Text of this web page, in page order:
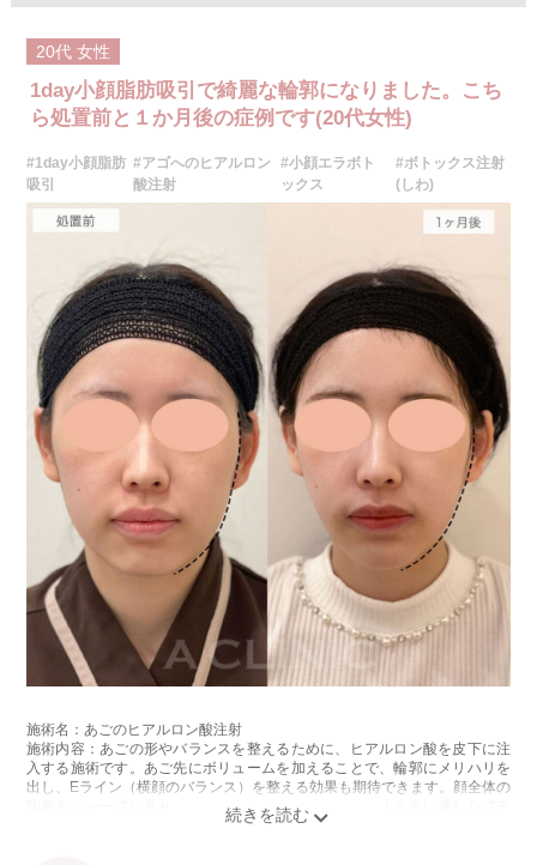
施術時間：約10分程
リスク、副作用：施術後に腫れ、赤み、内出血、痛み、突っ張り感などが
生じることがありますが、通常は数日〜1週間程度で徐々に軽快します。ま
た、稀にアレルギー反応、細菌感染、血管閉塞、しこり（硬化）や小さな
結節が生じる可能性があります。施術後1〜2週間程度は、注入部位を強く
押したりマッサージしたりすることはお控えください。
レスチレン 54,800円(税込)
レスチレンリフト※横浜院限定 76,800円(税込)
ジュビダームビスタウルトラXC 109,800円(税込)
クレヴィエルコントア 109,800円(税込)
オプション：表面麻酔 3,300円(税込) 笑気麻酔 3,300円(税込)
20代 女性
1day小顔脂肪吸引で綺麗な輪郭になりました。こち
ら処置前と１か月後の症例です(20代女性)
#1day小顔脂肪
吸引
#アゴへのヒアルロン
酸注射
#小顔エラボト
ックス
#ボトックス注射
(しわ)
施術名：あごのヒアルロン酸注射
施術内容：あごの形やバランスを整えるために、ヒアルロン酸を皮下に注
入する施術です。あご先にボリュームを加えることで、輪郭にメリハリを
出し、Eライン（横顔のバランス）を整える効果も期待できます。顔全体の
印象をシャープに見せたい方や、あごが引っ込んで見える方に適したプチ